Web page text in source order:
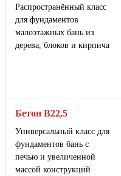
Распространённый класс
для фундаментов
малоэтажных бань из
дерева, блоков и кирпича
Бетон B22,5
Универсальный класс для
фундаментов бань с
печью и увеличенной
массой конструкций